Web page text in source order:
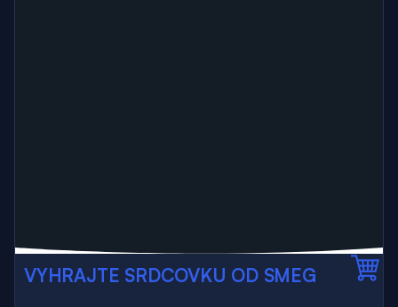
VYHRAJTE SRDCOVKU OD SMEG